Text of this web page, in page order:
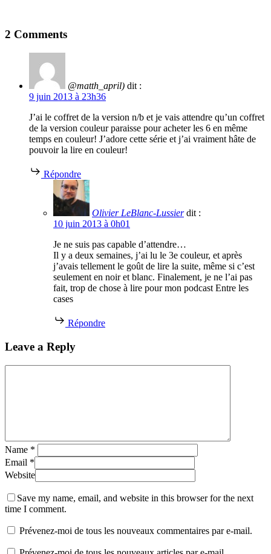
2 Comments
@matth_april) dit :
9 juin 2013 à 23h36
J’ai le coffret de la version n/b et je vais attendre qu’un coffret
de la version couleur paraisse pour acheter les 6 en même
temps en couleur! J’adore cette série et j’ai vraiment hâte de
pouvoir la lire en couleur!
Répondre
Olivier LeBlanc-Lussier dit :
10 juin 2013 à 0h01
Je ne suis pas capable d’attendre…
Il y a deux semaines, j’ai lu le 3e couleur, et après
j’avais tellement le goût de lire la suite, même si c’est
seulement en noir et blanc. Finalement, je ne l’ai pas
fait, trop de chose à lire pour mon podcast Entre les
cases
Répondre
Leave a Reply
Name *
Email *
Website
Save my name, email, and website in this browser for the next
time I comment.
Prévenez-moi de tous les nouveaux commentaires par e-mail.